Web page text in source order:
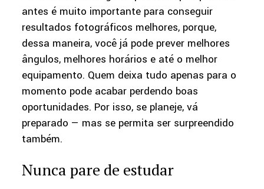
antes é muito importante para conseguir
resultados fotográficos melhores, porque,
dessa maneira, você já pode prever melhores
ângulos, melhores horários e até o melhor
equipamento. Quem deixa tudo apenas para o
momento pode acabar perdendo boas
oportunidades. Por isso, se planeje, vá
preparado — mas se permita ser surpreendido
também.
Nunca pare de estudar